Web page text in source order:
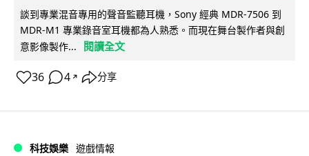
談到專業混音專用的聲音監聽耳機，Sony 經典 MDR-7506 到
MDR-M1 專業錄音室耳機都為人熟悉。而現在舞台製作者與創
意影像製作...
閱讀全文
36 4 ↗ 分享
科技娛樂 遊戲情報